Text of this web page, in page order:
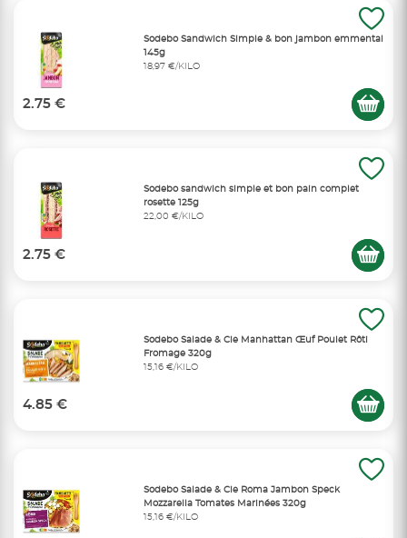
Sodebo Sandwich Simple & bon jambon emmental
145g
18,97 €/KILO
2.75 €
Sodebo sandwich simple et bon pain complet
rosette 125g
22,00 €/KILO
2.75 €
Sodebo Salade & Cie Manhattan Œuf Poulet Rôti
Fromage 320g
15,16 €/KILO
4.85 €
Sodebo Salade & Cie Roma Jambon Speck
Mozzarella Tomates Marinées 320g
15,16 €/KILO